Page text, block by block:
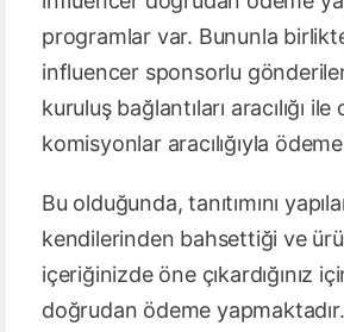
programlar var. Bununla
influencer sponsorlu
kuruluş bağlantıları aracılığı
komisyonlar aracılığıyla
Bu olduğunda, tanıtımını
kendilerinden bahsettiği ve
içeriğinizde öne çıkardığınız
doğrudan ödeme